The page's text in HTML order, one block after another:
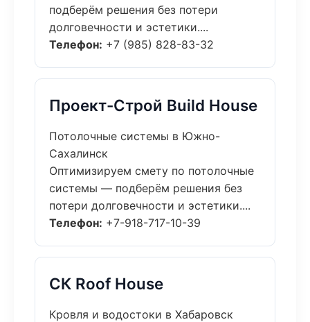
подберём решения без потери
долговечности и эстетики....
Телефон: +7 (985) 828-83-32
Проект-Строй Build House
Потолочные системы в Южно-
Сахалинск
Оптимизируем смету по потолочные
системы — подберём решения без
потери долговечности и эстетики....
Телефон: +7-918-717-10-39
СК Roof House
Кровля и водостоки в Хабаровск